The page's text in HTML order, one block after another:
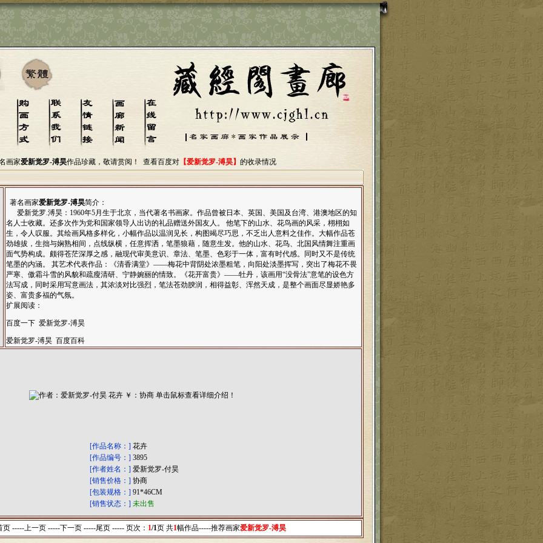
画家爱新觉罗-溥昊作品珍藏，敬请赏阅！ 查看百度对【爱新觉罗-溥昊】 的收录情况
著名画家爱新觉罗-溥昊简介：
爱新觉罗.溥昊：1960年5月生于北京，当代著名书画家。作品曾被日本、英国、美国及台湾、港澳地区的知
名人士收藏。还多次作为党和国家领导人出访的礼品赠送外国友人。 他笔下的山水、花鸟画的风采，栩栩如
生，令人叹服。其绘画风格多样化，小幅作品以温润见长，构图竭尽巧思，不乏出人意料之佳作。大幅作品苍
劲雄拔，生拙与娴熟相间，点线纵横，任意挥洒，笔墨狼藉，随意生发。他的山水、花鸟、北国风情舞注重画
面气势构成。颇得苍茫深厚之感，融现代审美意识、章法、笔墨、色彩于一体，富有时代感。同时又不是传统
笔墨的内涵。 其艺术代表作品：《清香满堂》——梅花中背阴处浓墨粗笔，向阳处淡墨挥写，突出了梅花不畏
严寒、傲霜斗雪的风貌和疏瘦清研、宁静婉丽的情致。《花开富贵》——牡丹，该画用“没骨法”意笔的设色方
法写成，同时采用写意画法，其浓淡对比强烈，笔法苍劲腴润，相得益彰、浑然天成，是整个画面尽显娇艳多
姿、富贵多福的气氛。
扩展阅读：
百度一下 爱新觉罗-溥昊
爱新觉罗-溥昊 百度百科
[作品名称：] 花卉
[作品编号：] 3895
[作者姓名：] 爱新觉罗-付昊
[销售价格：] 协商
[包装规格：] 91*46CM
[销售状态：] 未出售
页 -----上一页 -----下一页 -----尾页 -----页次： 1/1页 共1幅作品-----推荐画家爱新觉罗-溥昊